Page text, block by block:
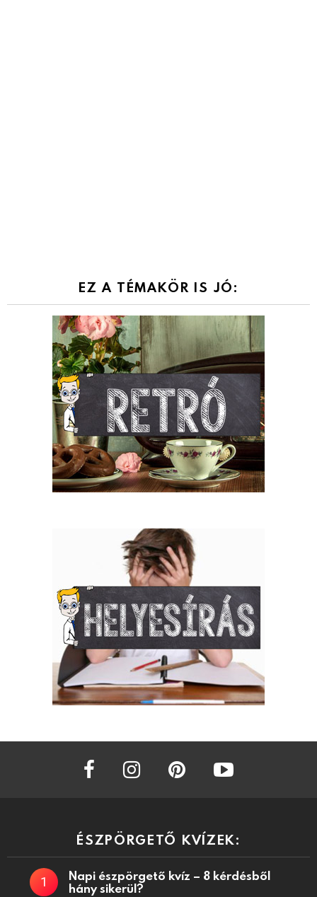
EZ A TÉMAKÖR IS JÓ:
facebook instagram
ÉSZPÖRGETŐ KVÍZEK:
Napi észpörgető kvíz – 8 kérdésből
hány sikerül?